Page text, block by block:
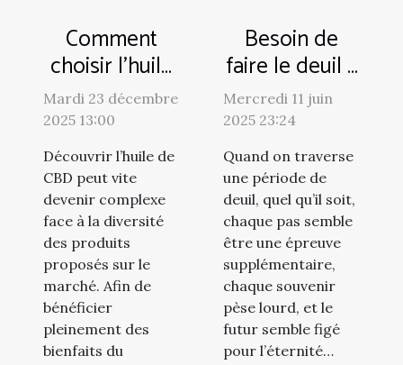
Comment
choisir l'huile
de CBD
adaptée à vos
besoins ?
Mardi 23 décembre
2025 13:00
Découvrir l’huile de
CBD peut vite
devenir complexe
face à la diversité
des produits
proposés sur le
marché. Afin de
bénéficier
pleinement des
bienfaits du
Besoin de
faire le deuil ?
Laissez ce
cabinet
d’hypnose
vous aider !
Mercredi 11 juin
2025 23:24
Quand on traverse
une période de
deuil, quel qu’il soit,
chaque pas semble
être une épreuve
supplémentaire,
chaque souvenir
pèse lourd, et le
futur semble figé
pour l’éternité…